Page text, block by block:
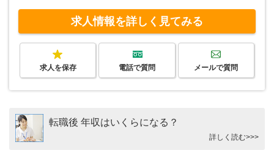
求人情報を詳しく見てみる
求人を保存 電話で質問 メールで質問
転職後 年収はいくらになる？
詳しく読む>>>